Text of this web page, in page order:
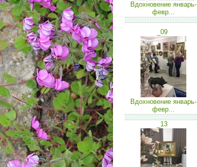
Вдохновение январь-
февр...
_09
Вдохновение январь-
февр...
_13